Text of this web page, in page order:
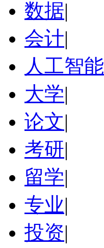
数据|
会计|
人工智能
大学|
论文|
考研|
留学|
专业|
投资|